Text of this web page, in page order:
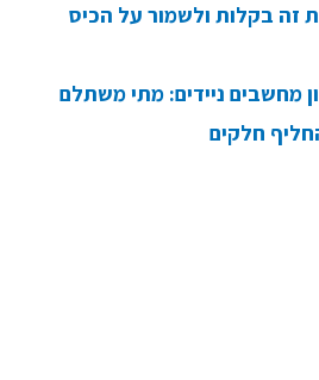
זה בקלות ולשמור על הכיס
מחשבים ניידים: מתי משתלם
חלקים